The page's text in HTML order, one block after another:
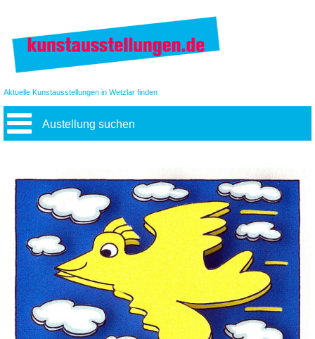
Aktuelle Kunstausstellungen in Wetzlar finden
Austellung suchen